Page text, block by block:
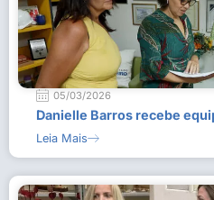
05/03/2026
Danielle Barros recebe
Leia Mais